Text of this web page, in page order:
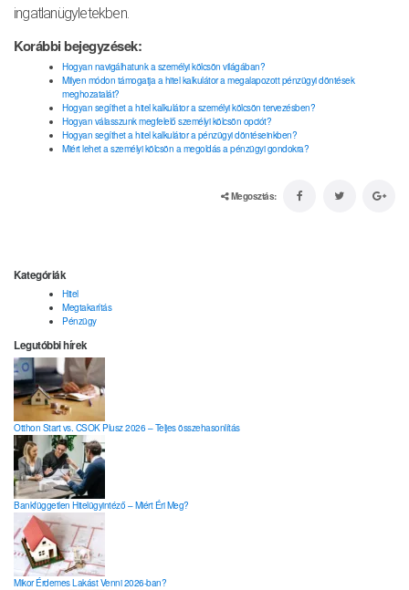
ingatlanügyletekben.
Korábbi bejegyzések:
Hogyan navigálhatunk a személyi kölcsön világában?
Milyen módon támogatja a hitel kalkulátor a megalapozott pénzügyi döntések
meghozatalát?
Hogyan segíthet a hitel kalkulátor a személyi kölcsön tervezésben?
Hogyan válasszunk megfelelő személyi kölcsön opciót?
Hogyan segíthet a hitel kalkulátor a pénzügyi döntéseinkben?
Miért lehet a személyi kölcsön a megoldás a pénzügyi gondokra?
Megosztás:
Kategóriák
Hitel
Megtakarítás
Pénzügy
Legutóbbi hírek
Otthon Start vs. CSOK Plusz 2026 – Teljes összehasonlítás
Bankfüggetlen Hitelügyintéző – Miért Éri Meg?
Mikor Érdemes Lakást Venni 2026-ban?